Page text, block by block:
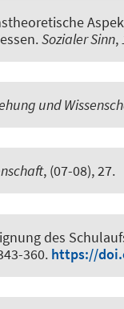
.Sozialer Sinn,
und
, (07-08), 27.
des
360. https://